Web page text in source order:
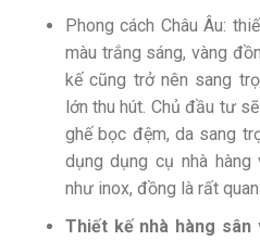
Phong cách Châu Âu:
màu trắng sáng, vàng
kế cũng trở nên sang
lớn thu hút. Chủ đầu tư
ghế bọc đệm, da sang
dụng dụng cụ nhà
như inox, đồng là rất
Thiết kế nhà hàng sân